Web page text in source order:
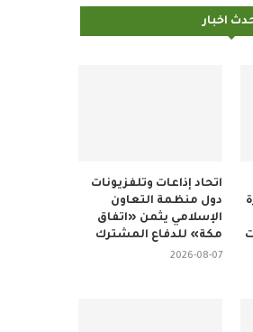
اخبار
اتحاد إذاعات وتلفزيونات
دول منظمة التعاون
الإسلامي يثمن «اتفاق
مكة» للدفاع المشترك
2026-08-07